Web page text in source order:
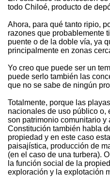
todo Chiloé, producto de
Ahora, para qué tanto ripio,
razones que probablemente
puente o de la doble vía, ya
principalmente en zonas
Yo creo que puede ser un
puede serlo también las
que no se sabe de ningún
Totalmente, porque las
nacionales de uso público o,
son patrimonio comunitario y
Constitución también habla
propiedad y en este caso
paisajística, producción de
(en el caso de una turbera).
la función social de la
exploración y la explotación